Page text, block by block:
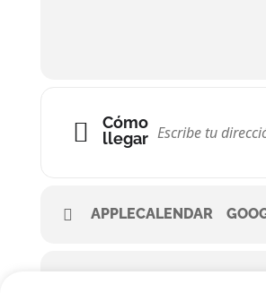
Cómo
llegar
APPLECALENDAR